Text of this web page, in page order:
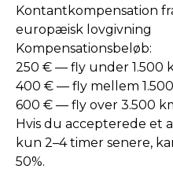
Kontantkompensation
europæisk lovgivning
Kompensationsbeløb:
250 € — fly under 1.500
400 € — fly mellem
600 € — fly over 3.500
Hvis du accepterede et
kun 2–4 timer senere,
50%.